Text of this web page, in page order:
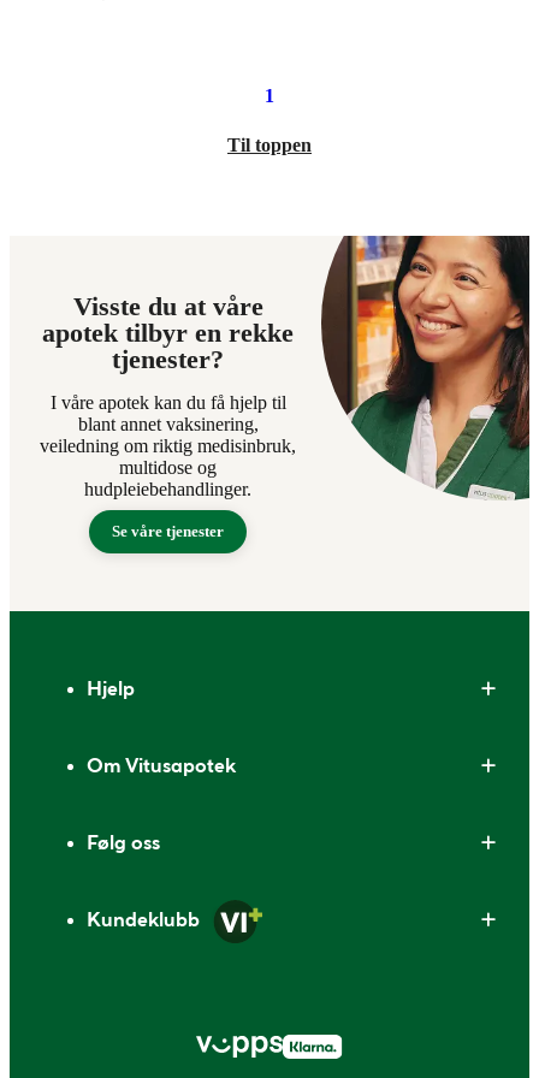
1
Til toppen
Visste du at våre
apotek tilbyr en rekke
tjenester?
I våre apotek kan du få hjelp til
blant annet vaksinering,
veiledning om riktig medisinbruk,
multidose og
hudpleiebehandlinger.
Se våre tjenester
Hjelp
Om Vitusapotek
Følg oss
Kundeklubb